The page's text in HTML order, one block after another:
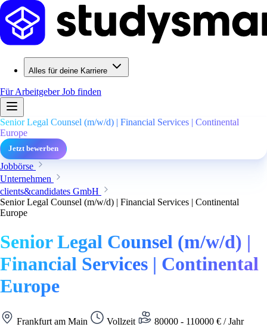
Alles für deine Karriere
Für ArbeitgeberJob finden
Senior Legal Counsel (m/w/d) | Financial Services | Continental
Europe
Jetzt bewerben
Jobbörse
Unternehmen
clients&candidates GmbH
Senior Legal Counsel (m/w/d) | Financial Services | Continental
Europe
Senior Legal Counsel (m/w/d) |
Financial Services | Continental
Europe
Frankfurt am Main Vollzeit
80000 - 110000 € / Jahr